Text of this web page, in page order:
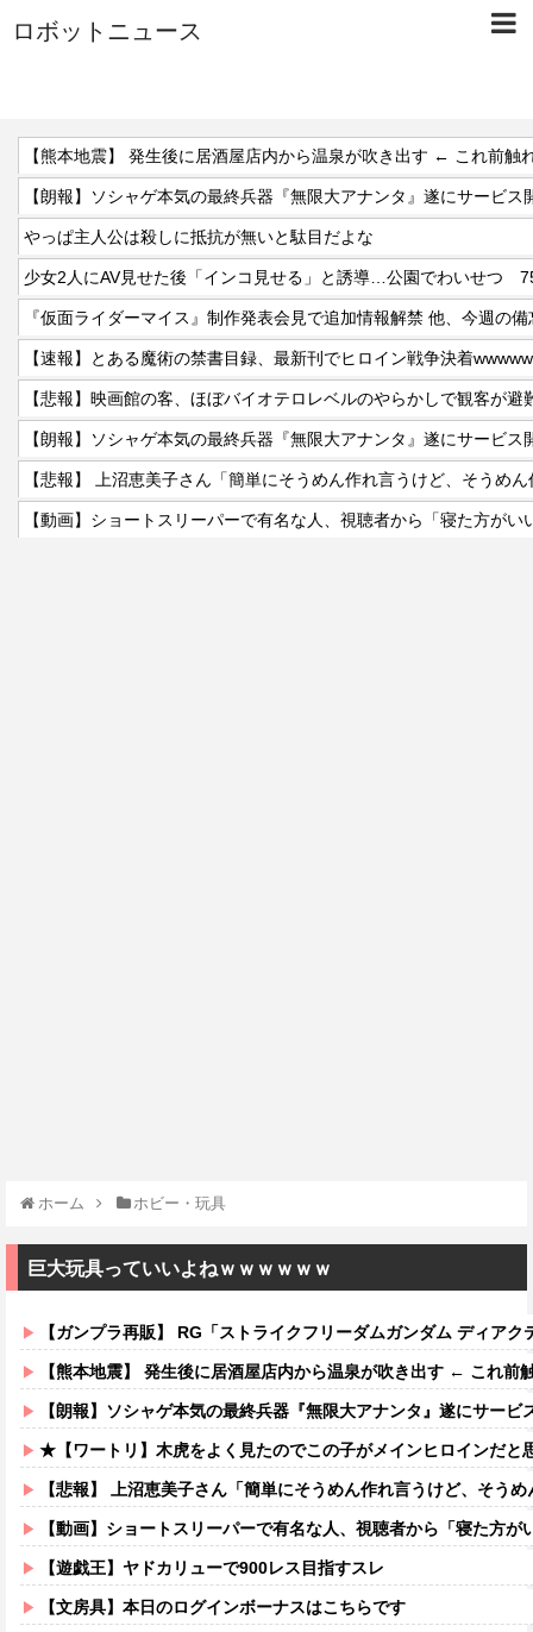
ロボットニュース
【熊本地震】 発生後に居酒屋店内から温泉が吹き出す ← これ前触
【朗報】ソシャゲ本気の最終兵器『無限大アナンタ』遂にサービス
やっぱ主人公は殺しに抵抗が無いと駄目だよな
少女2人にAV見せた後「インコ見せる」と誘導…公園でわいせつ
【速報】とある魔術の禁書目録、最新刊でヒロイン戦争決着
【悲報】映画館の客、ほぼバイオテロレベルのやらかしで観客が避
【朗報】ソシャゲ本気の最終兵器『無限大アナンタ』遂にサービス
【悲報】 上沼恵美子さん「簡単にそうめん作れ言うけど、そうめ
【動画】ショートスリーパーで有名な人、視聴者から「寝た方がい
ホーム ホビー・玩具
巨大玩具っていいよねｗｗｗｗｗｗ
【ガンプラ再販】 RG「ストライクフリーダムガンダム ディアクティブ
【熊本地震】 発生後に居酒屋店内から温泉が吹き出す ← これ前
【朗報】ソシャゲ本気の最終兵器『無限大アナンタ』遂にサー
★【ワートリ】木虎をよく見たのでこの子がメインヒロインだと思ってたら、
【悲報】 上沼恵美子さん「簡単にそうめん作れ言うけど、そう
【動画】ショートスリーパーで有名な人、視聴者から「寝た方が
【遊戯王】ヤドカリューで900レス目指すスレ
【文房具】本日のログインボーナスはこちらです